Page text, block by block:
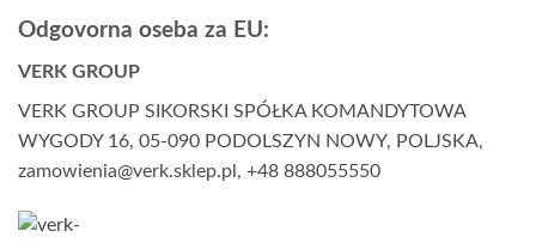
Odgovorna oseba za EU:
VERK GROUP
VERK GROUP SIKORSKI SPÓŁKA KOMANDYTOWA
WYGODY 16, 05-090 PODOLSZYN NOWY, POLJSKA,
zamowienia@verk.sklep.pl, +48 888055550